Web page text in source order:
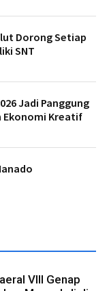
Dorong Setiap
SNT
Jadi Panggung
Ekonomi Kreatif
VIII Genap